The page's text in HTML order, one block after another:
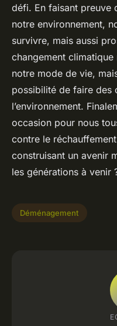
défi. En faisant preuve
notre environnement,
survivre, mais aussi
changement
notre mode de vie,
possibilité de faire des
l’environnement.
occasion pour nous
contre le
construisant un avenir
les générations à venir
Déménagement